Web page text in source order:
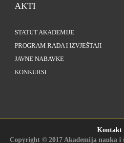
AKTI
STATUT AKADEMIJE
PROGRAM RADA I IZVJEŠTAJI
JAVNE NABAVKE
KONKURSI
Kontakt
Copyright © 2017 Akademija nauka i